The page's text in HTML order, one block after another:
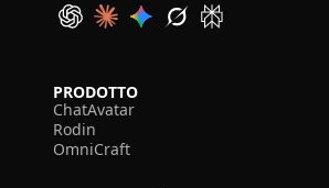
PRODOTTO
ChatAvatar
Rodin
OmniCraft